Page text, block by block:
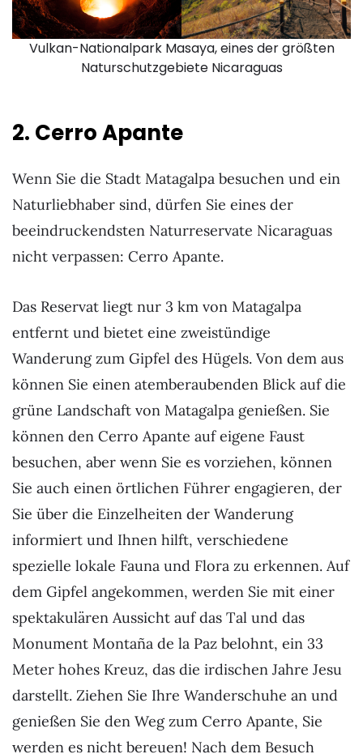
Vulkan-Nationalpark Masaya, eines der größten
Naturschutzgebiete Nicaraguas
2. Cerro Apante
Wenn Sie die Stadt Matagalpa besuchen und ein
Naturliebhaber sind, dürfen Sie eines der
beeindruckendsten Naturreservate Nicaraguas
nicht verpassen: Cerro Apante.
Das Reservat liegt nur 3 km von Matagalpa
entfernt und bietet eine zweistündige
Wanderung zum Gipfel des Hügels. Von dem aus
können Sie einen atemberaubenden Blick auf die
grüne Landschaft von Matagalpa genießen. Sie
können den Cerro Apante auf eigene Faust
besuchen, aber wenn Sie es vorziehen, können
Sie auch einen örtlichen Führer engagieren, der
Sie über die Einzelheiten der Wanderung
informiert und Ihnen hilft, verschiedene
spezielle lokale Fauna und Flora zu erkennen. Auf
dem Gipfel angekommen, werden Sie mit einer
spektakulären Aussicht auf das Tal und das
Monument Montaña de la Paz belohnt, ein 33
Meter hohes Kreuz, das die irdischen Jahre Jesu
darstellt. Ziehen Sie Ihre Wanderschuhe an und
genießen Sie den Weg zum Cerro Apante, Sie
werden es nicht bereuen! Nach dem Besuch